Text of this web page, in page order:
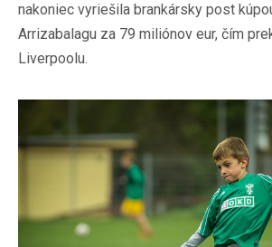
nakoniec vyriešila brankársky post
Arrizabalagu za 79 miliónov eur, čím
Liverpoolu.